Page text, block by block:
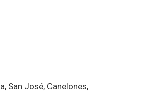
San José, Canelones,